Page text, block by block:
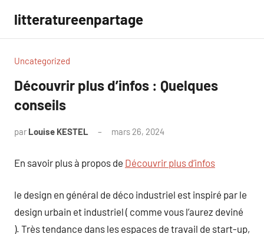
contenu
litteratureenpartage
Uncategorized
Découvrir plus d’infos : Quelques
conseils
par Louise KESTEL mars 26, 2024
En savoir plus à propos de Découvrir plus d’infos
le design en général de déco industriel est inspiré par le
design urbain et industriel ( comme vous l’aurez deviné
). Très tendance dans les espaces de travail de start-up,